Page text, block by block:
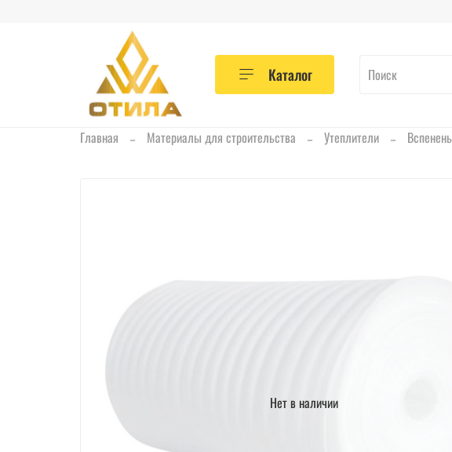
Каталог
Главная Материалы для строительства Утеплители
Нет в наличии